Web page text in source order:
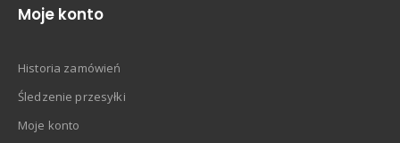
Moje konto
Historia zamówień
Śledzenie przesyłki
Moje konto